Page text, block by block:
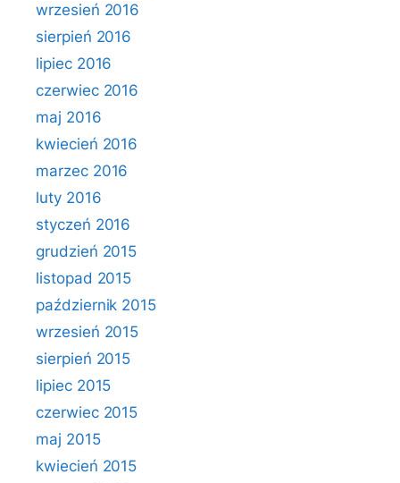
wrzesień 2016
sierpień 2016
lipiec 2016
czerwiec 2016
maj 2016
kwiecień 2016
marzec 2016
luty 2016
styczeń 2016
grudzień 2015
listopad 2015
październik 2015
wrzesień 2015
sierpień 2015
lipiec 2015
czerwiec 2015
maj 2015
kwiecień 2015